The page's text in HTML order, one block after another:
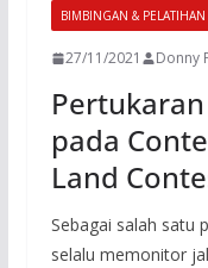
BIMBINGAN & PELATIHAN
27/11/2021 Donny
pada
Land
Sebagai salah satu
selalu memonitor